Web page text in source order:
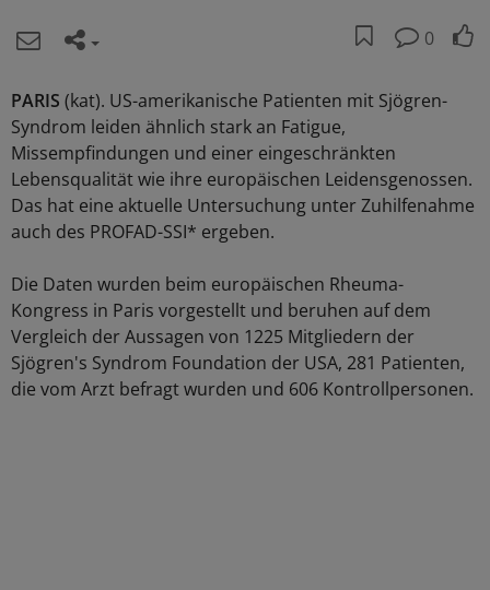
0
PARIS (kat). US-amerikanische Patienten mit Sjögren-
Syndrom leiden ähnlich stark an Fatigue,
Missempfindungen und einer eingeschränkten
Lebensqualität wie ihre europäischen Leidensgenossen.
Das hat eine aktuelle Untersuchung unter Zuhilfenahme
auch des PROFAD-SSI* ergeben.
Die Daten wurden beim europäischen Rheuma-
Kongress in Paris vorgestellt und beruhen auf dem
Vergleich der Aussagen von 1225 Mitgliedern der
Sjögren's Syndrom Foundation der USA, 281 Patienten,
die vom Arzt befragt wurden und 606 Kontrollpersonen.